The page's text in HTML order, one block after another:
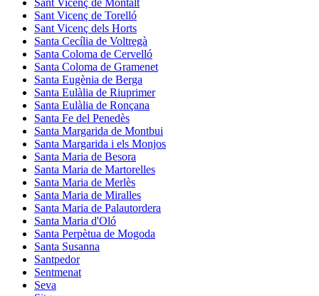
Sant Vicenç de Torelló
Sant Vicenç dels Horts
Santa Cecília de Voltregà
Santa Coloma de Cervelló
Santa Coloma de Gramenet
Santa Eugènia de Berga
Santa Eulàlia de Riuprimer
Santa Eulàlia de Ronçana
Santa Fe del Penedès
Santa Margarida de Montbui
Santa Margarida i els Monjos
Santa Maria de Besora
Santa Maria de Martorelles
Santa Maria de Merlès
Santa Maria de Miralles
Santa Maria de Palautordera
Santa Maria d'Oló
Santa Perpètua de Mogoda
Santa Susanna
Santpedor
Sentmenat
Seva